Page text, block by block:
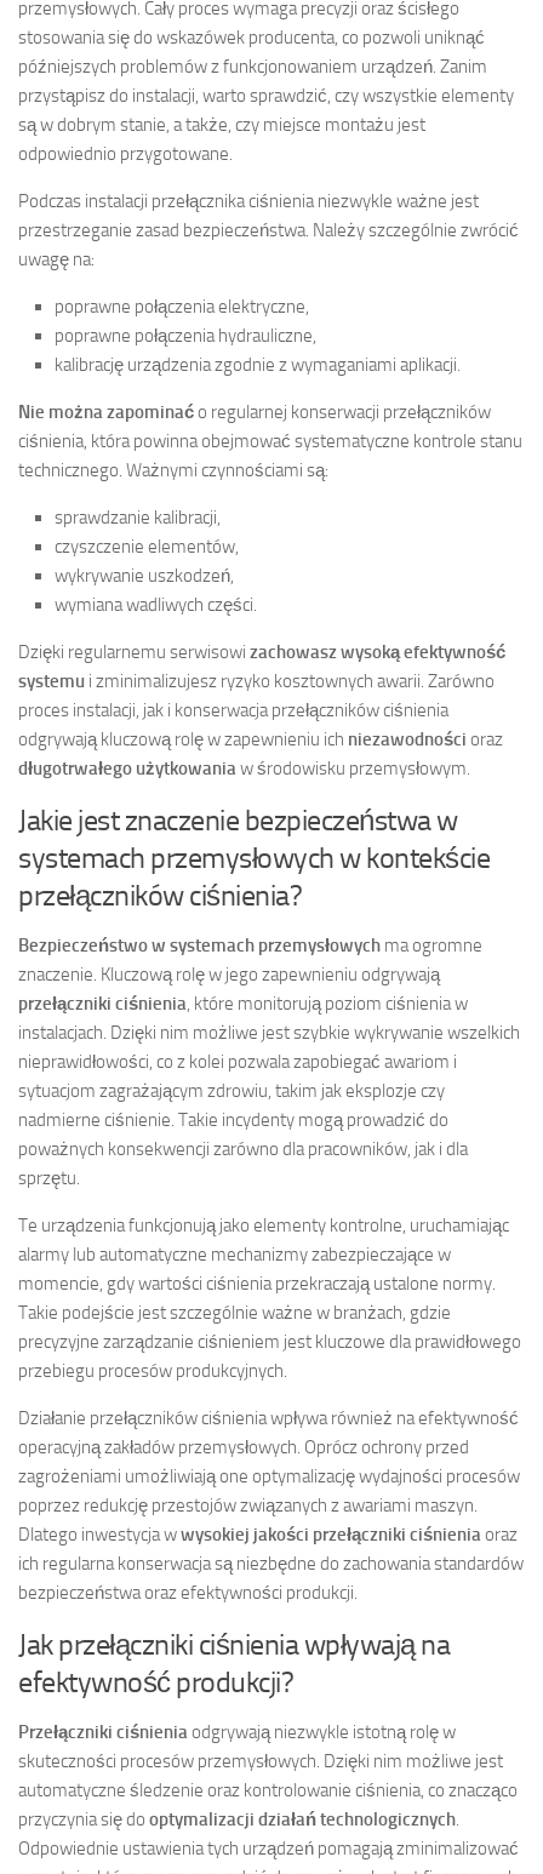
przemysłowych. Cały proces wymaga precyzji oraz ścisłego
stosowania się do wskazówek producenta, co pozwoli uniknąć
późniejszych problemów z funkcjonowaniem urządzeń. Zanim
przystąpisz do instalacji, warto sprawdzić, czy wszystkie elementy
są w dobrym stanie, a także, czy miejsce montażu jest
odpowiednio przygotowane.
Podczas instalacji przełącznika ciśnienia niezwykle ważne jest
przestrzeganie zasad bezpieczeństwa. Należy szczególnie zwrócić
uwagę na:
poprawne połączenia elektryczne,
poprawne połączenia hydrauliczne,
kalibrację urządzenia zgodnie z wymaganiami aplikacji.
Nie można zapominaćo regularnej konserwacji przełączników
ciśnienia, która powinna obejmować systematyczne kontrole stanu
technicznego. Ważnymi czynnościami są:
sprawdzanie kalibracji,
czyszczenie elementów,
wykrywanie uszkodzeń,
wymiana wadliwych części.
Dzięki regularnemu serwisowi zachowasz wysoką efektywność
systemu i zminimalizujesz ryzyko kosztownych awarii. Zarówno
proces instalacji, jak i konserwacja przełączników ciśnienia
odgrywają kluczową rolę w zapewnieniu ich niezawodności oraz
długotrwałego użytkowaniaw środowisku przemysłowym.
Jakie jest znaczenie bezpieczeństwa w
systemach przemysłowych w kontekście
przełączników ciśnienia?
Bezpieczeństwo w systemach przemysłowych ma ogromne
znaczenie. Kluczową rolę w jego zapewnieniu odgrywają
przełączniki ciśnienia, które monitorują poziom ciśnienia w
instalacjach. Dzięki nim możliwe jest szybkie wykrywanie wszelkich
nieprawidłowości, co z kolei pozwala zapobiegać awariom i
sytuacjom zagrażającym zdrowiu, takim jak eksplozje czy
nadmierne ciśnienie. Takie incydenty mogą prowadzić do
poważnych konsekwencji zarówno dla pracowników, jak i dla
sprzętu.
Te urządzenia funkcjonują jako elementy kontrolne, uruchamiając
alarmy lub automatyczne mechanizmy zabezpieczające w
momencie, gdy wartości ciśnienia przekraczają ustalone normy.
Takie podejście jest szczególnie ważne w branżach, gdzie
precyzyjne zarządzanie ciśnieniem jest kluczowe dla prawidłowego
przebiegu procesów produkcyjnych.
Działanie przełączników ciśnienia wpływa również na efektywność
operacyjną zakładów przemysłowych. Oprócz ochrony przed
zagrożeniami umożliwiają one optymalizację wydajności procesów
poprzez redukcję przestojów związanych z awariami maszyn.
Dlatego inwestycja wwysokiej jakości przełączniki ciśnieniaoraz
ich regularna konserwacja są niezbędne do zachowania standardów
bezpieczeństwa oraz efektywności produkcji.
Jak przełączniki ciśnienia wpływają na
efektywność produkcji?
Przełączniki ciśnieniaodgrywają niezwykle istotną rolę w
skuteczności procesów przemysłowych. Dzięki nim możliwe jest
automatyczne śledzenie oraz kontrolowanie ciśnienia, co znacząco
przyczynia się do optymalizacji działań technologicznych.
Odpowiednie ustawienia tych urządzeń pomagają zminimalizować